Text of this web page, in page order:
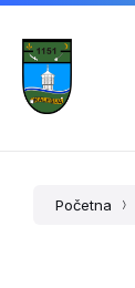
Početna